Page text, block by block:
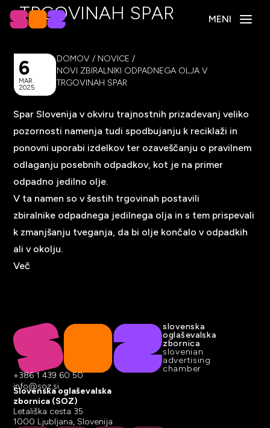
MENI
TRGOVINAH SPAR
6
MAR.
2025
DOMOV / NOVICE /
NOVI ZBIRALNIKI ODPADNEGA OLJA V
TRGOVINAH SPAR
Spar Slovenija v okviru trajnostnih prizadevanj veliko
pozornosti namenja tudi spodbujanju k reciklaži in
ponovni uporabi izdelkov ter ozaveščanju o pravilnem
odlaganju posebnih odpadkov, kot je na primer
odpadno jedilno olje.
V ta namen so v šestih trgovinah postavili
zbiralnike odpadnega jedilnega olja in s tem prispevali
k zmanjšanju tveganja, da bi olje končalo v odpadkih
ali v okolju.
Več
slovenska
oglaševalska
zbornica
slovenian
advertising
chamber
+386 1 439 60 50
info@soz.si
Slovenska oglaševalska
zbornica (SOZ)
Letališka cesta 35
1000 Ljubljana, Slovenija